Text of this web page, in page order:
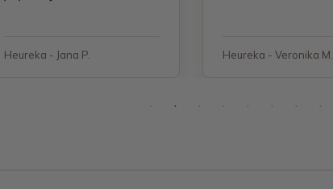
Heureka - Jana P. Heureka - Veronika M.